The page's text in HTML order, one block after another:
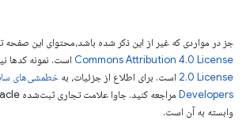
جز در مواردی که غیر از این ذکر شده باشد،‌محتوای این
Commons Attribution 4.0 License است. نمونه کدها
2.0 License است. برای اطلاع از جزئیات، به
Developers‏
وابسته به آن است.